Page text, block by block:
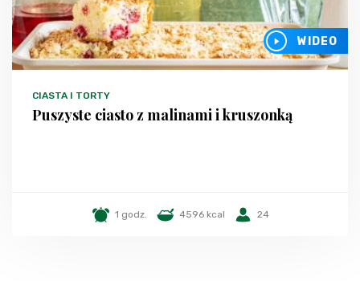
WIDEO
CIASTA I TORTY
Puszyste ciasto z malinami i kruszonką
1 godz. 4596 kcal 24